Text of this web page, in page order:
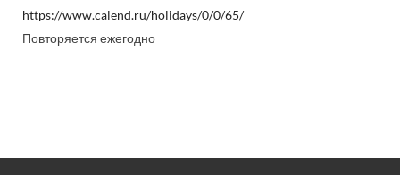
https://www.calend.ru/holidays/0/0/65/
Повторяется ежегодно